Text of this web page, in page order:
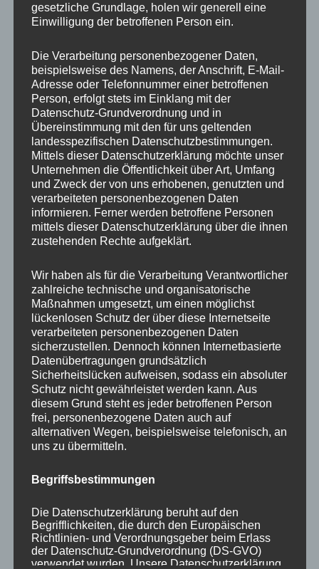
MP Mario Porten
Beratung
Training
Coaching
Impulsvorträge
NEWS ABONNIEREN?
KATEGORIEN
Aktuelle Fakten und Umfragen
Impulse zur persönlichen Reflexion
Naturfoto-Blog
Training und Coaching
gesetzliche Grundlage, holen wir generell eine
Einwilligung der betroffenen Person ein.
Die Verarbeitung personenbezogener Daten,
beispielsweise des Namens, der Anschrift, E-Mail-
Adresse oder Telefonnummer einer betroffenen
Person, erfolgt stets im Einklang mit der
Datenschutz-Grundverordnung und in
Übereinstimmung mit den für uns geltenden
landesspezifischen Datenschutzbestimmungen.
Mittels dieser Datenschutzerklärung möchte unser
Unternehmen die Öffentlichkeit über Art, Umfang
und Zweck der von uns erhobenen, genutzten und
verarbeiteten personenbezogenen Daten
informieren. Ferner werden betroffene Personen
mittels dieser Datenschutzerklärung über die ihnen
zustehenden Rechte aufgeklärt.
Wir haben als für die Verarbeitung Verantwortlicher
zahlreiche technische und organisatorische
Maßnahmen umgesetzt, um einen möglichst
lückenlosen Schutz der über diese Internetseite
verarbeiteten personenbezogenen Daten
sicherzustellen. Dennoch können Internetbasierte
Datenübertragungen grundsätzlich
Sicherheitslücken aufweisen, sodass ein absoluter
Schutz nicht gewährleistet werden kann. Aus
diesem Grund steht es jeder betroffenen Person
frei, personenbezogene Daten auch auf
alternativen Wegen, beispielsweise telefonisch, an
uns zu übermitteln.
Begriffsbestimmungen
Die Datenschutzerklärung beruht auf den
Begrifflichkeiten, die durch den Europäischen
Richtlinien- und Verordnungsgeber beim Erlass
der Datenschutz-Grundverordnung (DS-GVO)
verwendet wurden. Unsere Datenschutzerklärung